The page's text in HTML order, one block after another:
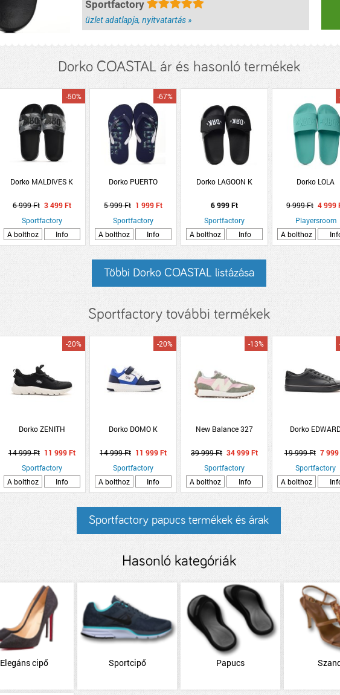
Sportfactory
üzlet adatlapja, nyitvatartás »
Dorko COASTAL ár és hasonló termékek
Dorko MALDIVES K
-50%
6 999 Ft 3 499 Ft
Sportfactory
A bolthoz
Info
Dorko PUERTO
-67%
5 999 Ft 1 999 Ft
Sportfactory
A bolthoz
Info
Dorko LAGOON K
6 999 Ft
Sportfactory
A bolthoz
Info
Dorko LOLA
9 999 Ft 4 999
Playersroom
A bolthoz
Többi Dorko COASTAL listázása
Sportfactory további termékek
Dorko ZENITH
-20%
14 999 Ft 11 999 Ft
Sportfactory
A bolthoz
Info
Dorko DOMO K
-20%
14 999 Ft 11 999 Ft
Sportfactory
A bolthoz
Info
New Balance 327
-13%
39 999 Ft 34 999 Ft
Sportfactory
A bolthoz
Info
Dorko
19 999 Ft 7
Sportfactory
A bolthoz
Sportfactory papucs termékek és árak
Hasonló kategóriák
Elegáns cipő Sportcipő Papucs